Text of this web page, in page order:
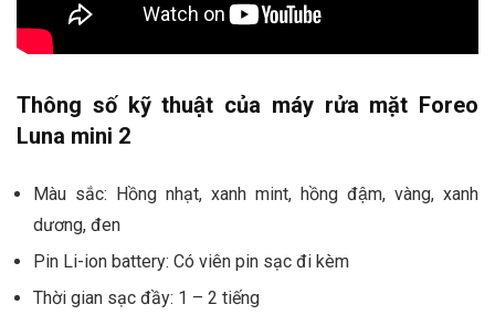
Thông số kỹ thuật của máy rửa mặt Foreo
Luna mini 2
Màu sắc: Hồng nhạt, xanh mint, hồng đậm, vàng, xanh
dương, đen
Pin Li-ion battery: Có viên pin sạc đi kèm
Thời gian sạc đầy: 1 – 2 tiếng